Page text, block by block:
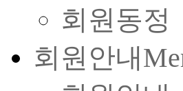
회원동정
회원안내